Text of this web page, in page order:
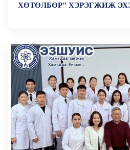
ХӨТӨЛБӨР" ХЭРЭГЖИЖ